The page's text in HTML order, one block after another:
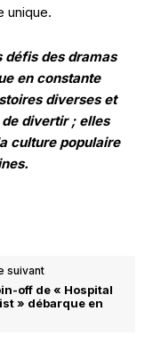
unique.
défis des dramas
en constante
diverses et
divertir ; elles
culture populaire
suivant
off de « Hospital
» débarque en